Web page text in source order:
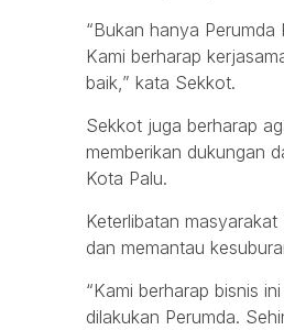
“Bukan hanya
Kami berharap
baik,” kata Sekkot.
Sekkot juga berharap
memberikan dukungan
Kota Palu.
Keterlibatan
dan memantau
“Kami berharap bisnis
dilakukan Perumda.